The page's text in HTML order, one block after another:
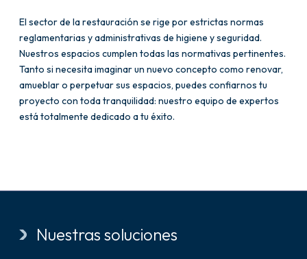
El sector de la restauración se rige por estrictas normas
reglamentarias y administrativas de higiene y seguridad.
Nuestros espacios cumplen todas las normativas pertinentes.
Tanto si necesita imaginar un nuevo concepto como renovar,
amueblar o perpetuar sus espacios, puedes confiarnos tu
proyecto con toda tranquilidad: nuestro equipo de expertos
está totalmente dedicado a tu éxito.
Nuestras soluciones